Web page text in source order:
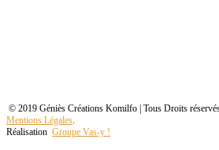
© 2019 Géniès Créations Komilfo | Tous Droits
Mentions Légales.
Réalisation Groupe Vas-y !